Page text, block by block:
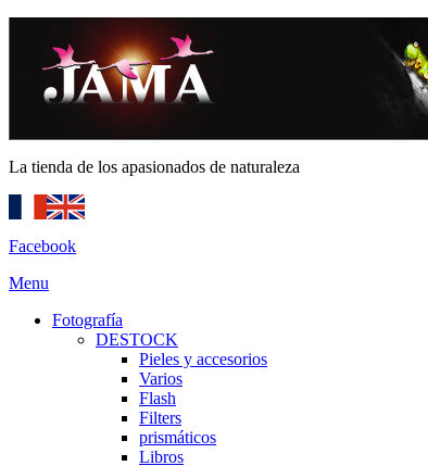
La tienda de los apasionados de naturaleza
Facebook
Menu
Fotografía
DESTOCK
Pieles y accesorios
Varios
Flash
Filters
prismáticos
Libros